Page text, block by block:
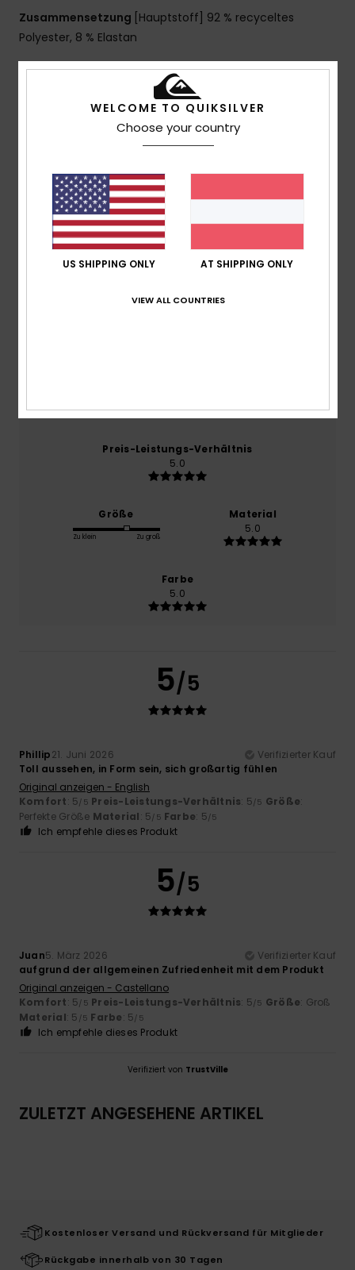
Zusammensetzung [Hauptstoff] 92 % recyceltes
Polyester, 8 % Elastan
Versand & Rückversand
Durchschnittliche Bewertung
5.0/5
Preis-Leistungs-Verhältnis
5.0
Größe
Zu klein Zu groß
Material
5.0
Farbe
5.0
5/5
Phillip21. Juni 2026
Verifizierter Kauf
Toll aussehen, in Form sein, sich großartig fühlen
Original anzeigen - English
Komfort: 5/5 Preis-Leistungs-Verhältnis: 5/5 Größe:
Perfekte Größe Material: 5/5 Farbe: 5/5
Ich empfehle dieses Produkt
5/5
Juan5. März 2026
Verifizierter Kauf
aufgrund der allgemeinen Zufriedenheit mit dem Produkt
Original anzeigen - Castellano
Komfort: 5/5 Preis-Leistungs-Verhältnis: 5/5 Größe: Groß
Material: 5 /5 Farbe: 5/5
Ich empfehle dieses Produkt
Verifiziert von TrustVille
ZULETZT ANGESEHENE ARTIKEL
Kostenloser Versand und Rückversand für Mitglieder
Rückgabe innerhalb von 30 Tagen
WELCOME TO QUIKSILVER
Choose your country
US SHIPPING ONLY AT SHIPPING ONLY
VIEW ALL COUNTRIES